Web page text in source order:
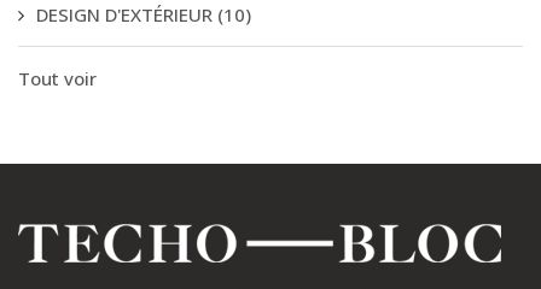
DESIGN D'EXTÉRIEUR (10)
Tout voir